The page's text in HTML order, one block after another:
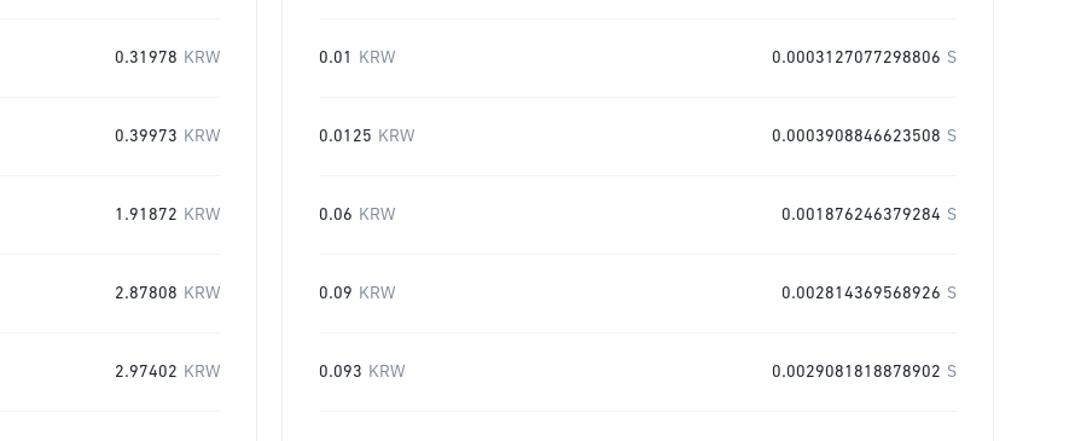
0.31978 KRW
0.39973 KRW
1.91872 KRW
2.87808 KRW
2.97402 KRW
0.01 KRW 0.0003127077298806 S
0.0125 KRW 0.0003908846623508 S
0.06 KRW 0.001876246379284 S
0.09 KRW 0.002814369568926 S
0.093 KRW 0.0029081818878902 S